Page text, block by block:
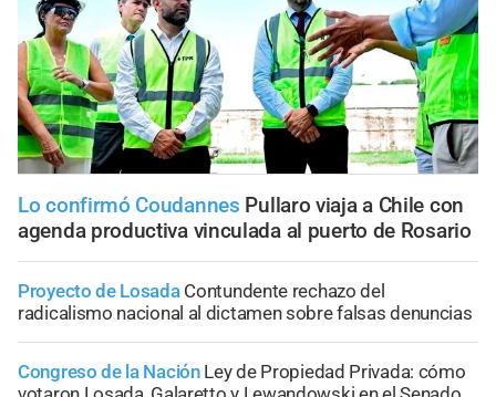
Lo confirmó Coudannes Pullaro viaja a Chile con
agenda productiva vinculada al puerto de Rosario
Proyecto de Losada Contundente rechazo del
radicalismo nacional al dictamen sobre falsas denuncias
Congreso de la Nación Ley de Propiedad Privada: cómo